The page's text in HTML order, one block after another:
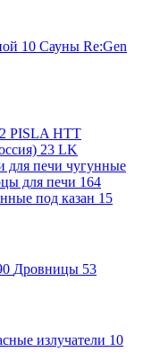
10 Сауны Re:Gen
PISLA HTT
23 LK
для печи чугунные
для печи 164
под казан 15
Дровницы 53
излучатели 10